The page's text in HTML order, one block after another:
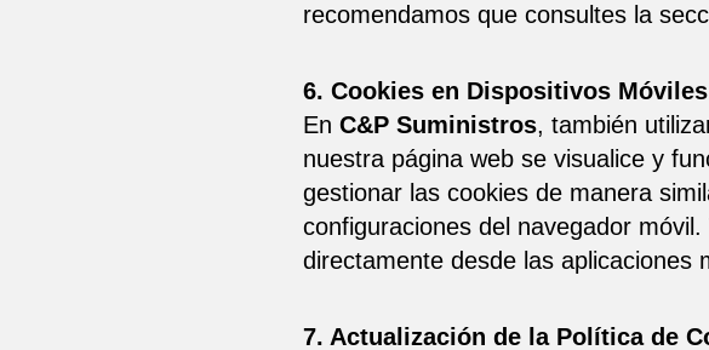
recomendamos que consultes la
6. Cookies en Dispositivos Móviles
En C&P Suministros, también
nuestra página web se visualice y
gestionar las cookies de manera
configuraciones del navegador
directamente desde las aplicaciones
7. Actualización de la Política de